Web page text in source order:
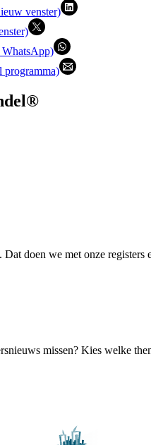
venster)
programma)
doen we met onze
missen? Kies welke